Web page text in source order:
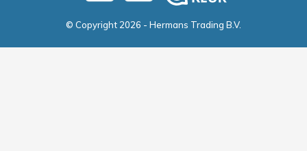
© Copyright 2026 - Hermans Trading B.V.